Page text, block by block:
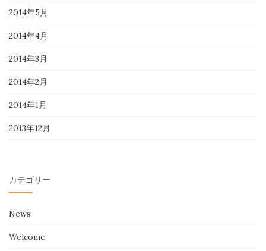
2014年5月
2014年4月
2014年3月
2014年2月
2014年1月
2013年12月
カテゴリー
News
Welcome